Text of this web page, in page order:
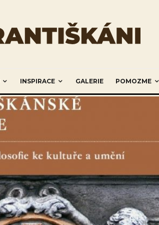
INSPIRACE GALERIE POMOZME